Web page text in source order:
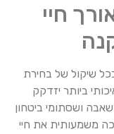
של בחירת
יזדקק
ביטחון
את חיי